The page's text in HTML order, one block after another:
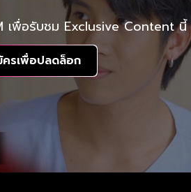
เพื่อรับชม Exclusive Content นี้
ครเพื่อปลดล็อก